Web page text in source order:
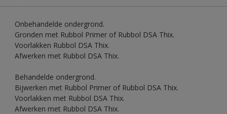
Onbehandelde ondergrond.
Gronden met Rubbol Primer of Rubbol DSA Thix.
Voorlakken Rubbol DSA Thix.
Afwerken met Rubbol DSA Thix.
Behandelde ondergrond.
Bijwerken met Rubbol Primer of Rubbol DSA Thix.
Voorlakken met Rubbol DSA Thix.
Afwerken met Rubbol DSA Thix.